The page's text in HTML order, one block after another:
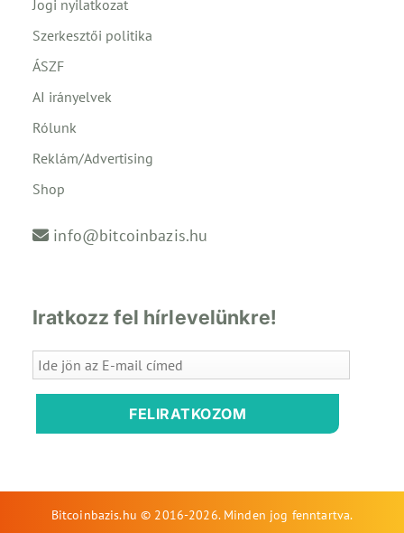
Jogi nyilatkozat
Szerkesztői politika
ÁSZF
AI irányelvek
Rólunk
Reklám/Advertising
Shop
info@bitcoinbazis.hu
Iratkozz fel hírlevelünkre!
FELIRATKOZOM
Bitcoinbazis.hu © 2016-2026. Minden jog fenntartva.